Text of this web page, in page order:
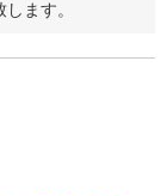
ます。